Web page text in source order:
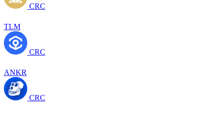
CRC
TLM
CRC
ANKR
CRC